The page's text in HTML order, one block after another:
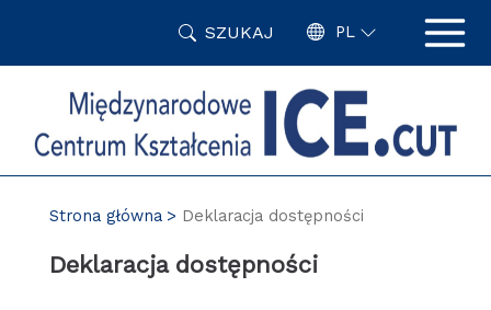
SZUKAJ PL
Strona główna Deklaracja dostępności
Deklaracja dostępności